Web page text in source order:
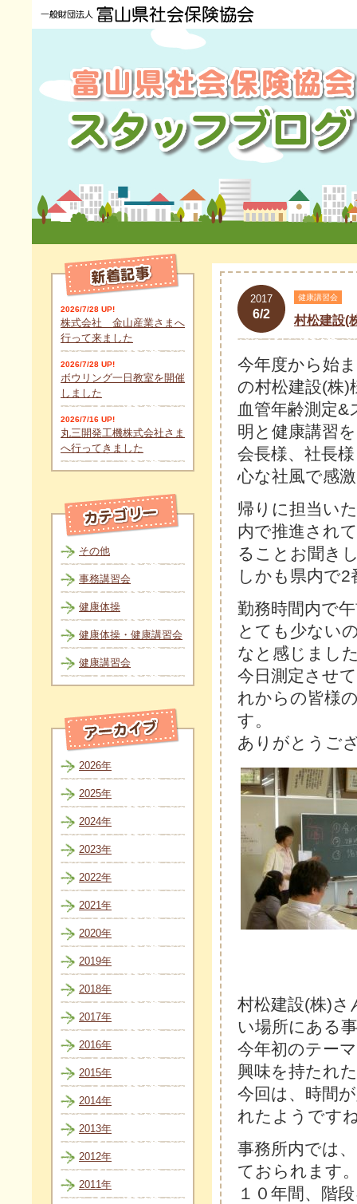
2017
6/2
健康講習会
村松建設(
今年度から始
の村松建設(株
血管年齢測定
明と健康講習
会長様、社長
心な社風で感
帰りに担当い
内で推進され
ることお聞き
しかも県内で
勤務時間内で
とても少ない
なと感じまし
今日測定させ
れからの皆様
す。
ありがとうご
村松建設(株)さ
い場所にある
今年初のテー
興味を持たれ
今回は、時間
れたようです
事務所内では
ておられます
１０年間、階
2026/7/28 UP!
株式会社 金山産業さまへ
行って来ました
2026/7/28 UP!
ボウリング一日教室を開催
しました
2026/7/16 UP!
丸三開発工機株式会社さま
へ行ってきました
その他
事務講習会
健康体操
健康体操・健康講習会
健康講習会
2026年
2025年
2024年
2023年
2022年
2021年
2020年
2019年
2018年
2017年
2016年
2015年
2014年
2013年
2012年
2011年